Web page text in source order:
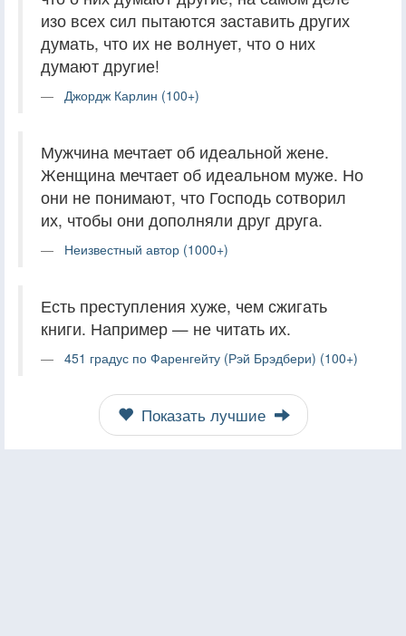
изо всех сил пытаются заставить других
думать, что их не волнует, что о них
думают другие!
Джордж Карлин (100+)
Мужчина мечтает об идеальной жене.
Женщина мечтает об идеальном муже. Но
они не понимают, что Господь сотворил
их, чтобы они дополняли друг друга.
Неизвестный автор (1000+)
Есть преступления хуже, чем сжигать
книги. Например — не читать их.
451 градус по Фаренгейту (Рэй Брэдбери) (100+)
Показать лучшие